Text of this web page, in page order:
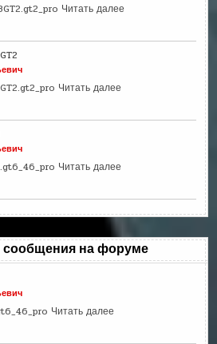
Читать далее
Читать далее
Читать далее
сообщения на форуме
Читать далее